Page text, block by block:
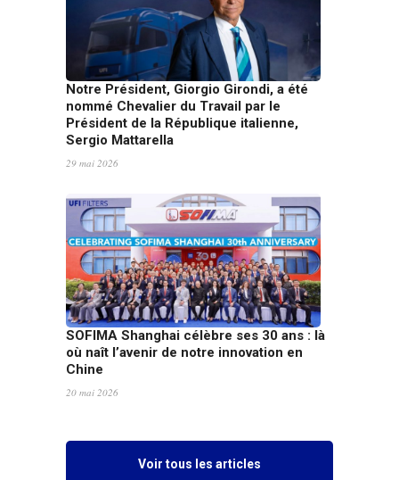
Notre Président, Giorgio Girondi, a été
nommé Chevalier du Travail par le
Président de la République italienne,
Sergio Mattarella
29 mai 2026
SOFIMA Shanghai célèbre ses 30 ans : là
où naît l’avenir de notre innovation en
Chine
20 mai 2026
Voir tous les articles